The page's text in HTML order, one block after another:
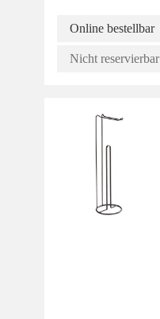
Online bestellbar
Nicht reservierbar